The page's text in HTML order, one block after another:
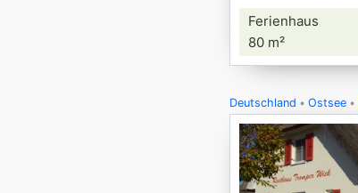
Ferienhaus
80 m²
Deutschland Ostsee